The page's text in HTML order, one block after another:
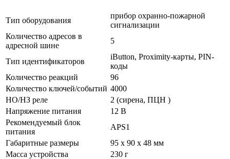
Тип оборудования
прибор охранно-пожарной
сигнализации
Количество адресов в
адресной шине
5
Тип идентификаторов
iButton, Proximity-карты, PIN-
коды
Количество реакций
96
Количество ключей/событий 4000
НО/НЗ реле
2 (сирена, ПЦН )
Напряжение питания
12 В
Рекомендуемый блок
питания
APS1
Габаритные размеры
95 x 90 x 48 мм
Масса устройства
230 г